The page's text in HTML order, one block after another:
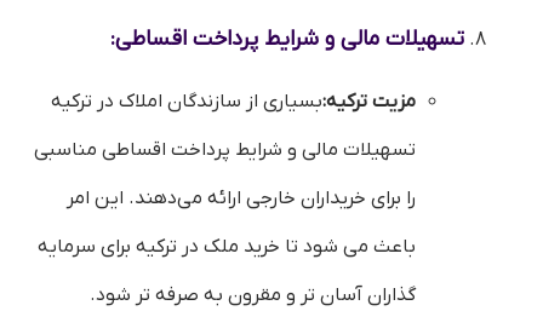
تسهیلات مالی و شرایط پرداخت اقساطی:
مزیت ترکیه:بسیاری از سازندگان املاک در ترکیه
تسهیلات مالی و شرایط پرداخت اقساطی مناسبی
را برای خریداران خارجی ارائه می‌دهند. این امر
باعث می شود تا خرید ملک در ترکیه برای سرمایه
گذاران آسان تر و مقرون به صرفه تر شود.